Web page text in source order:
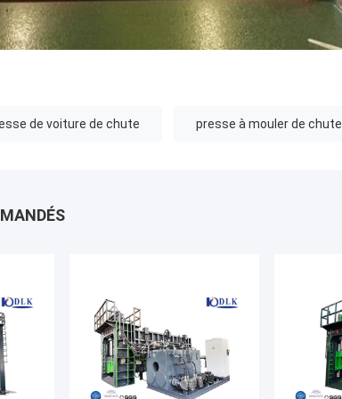
de voiture de chute presse à mouler de chute